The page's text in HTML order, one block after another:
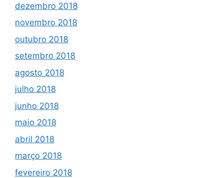
dezembro 2018
novembro 2018
outubro 2018
setembro 2018
agosto 2018
julho 2018
junho 2018
maio 2018
abril 2018
março 2018
fevereiro 2018